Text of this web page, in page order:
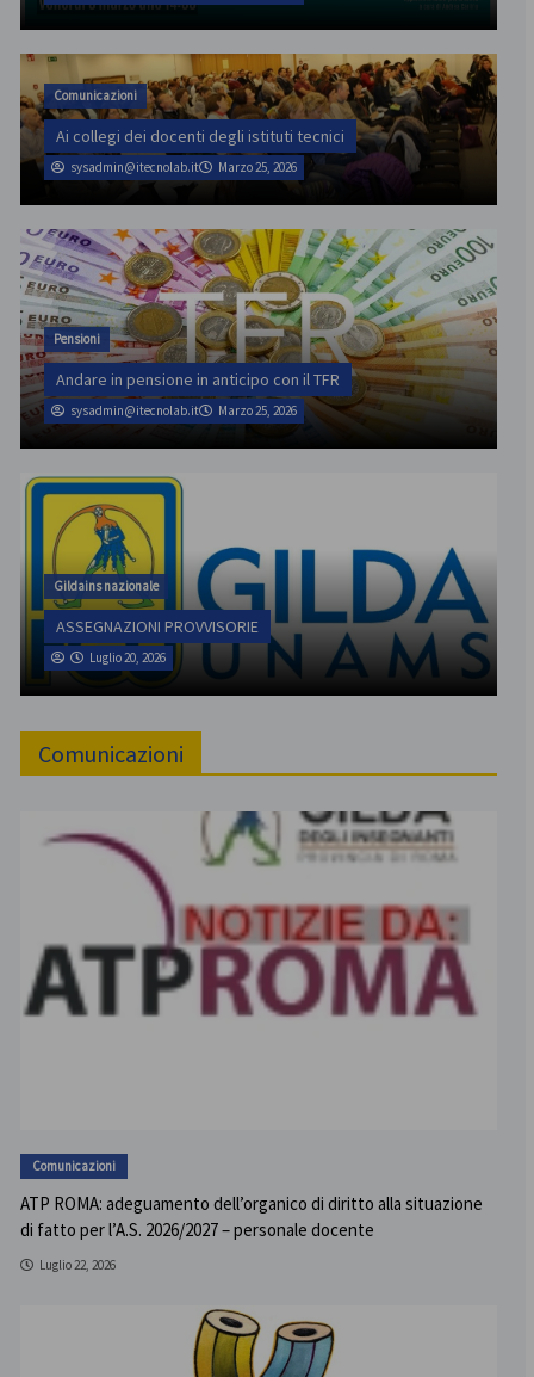
Comunicazioni
Ai collegi dei docenti degli istituti tecnici
sysadmin@itecnolab.it Marzo 25, 2026
Pensioni
Andare in pensione in anticipo con il TFR
sysadmin@itecnolab.it Marzo 25, 2026
Gildains nazionale
ASSEGNAZIONI PROVVISORIE
Luglio 20, 2026
Comunicazioni
Comunicazioni
ATP ROMA: adeguamento dell’organico di diritto alla situazione
di fatto per l’A.S. 2026/2027 – personale docente
Luglio 22, 2026